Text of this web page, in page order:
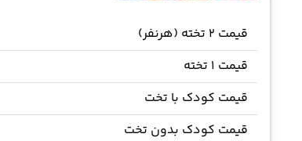
قیمت 2 تخته (هرنفر)
قیمت 1 تخته
قیمت کودک با تخت
قیمت کودک بدون تخت